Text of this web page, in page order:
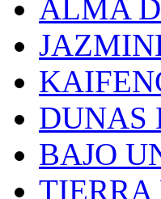
ALMA
DUNAS
BAJO
TIERRA